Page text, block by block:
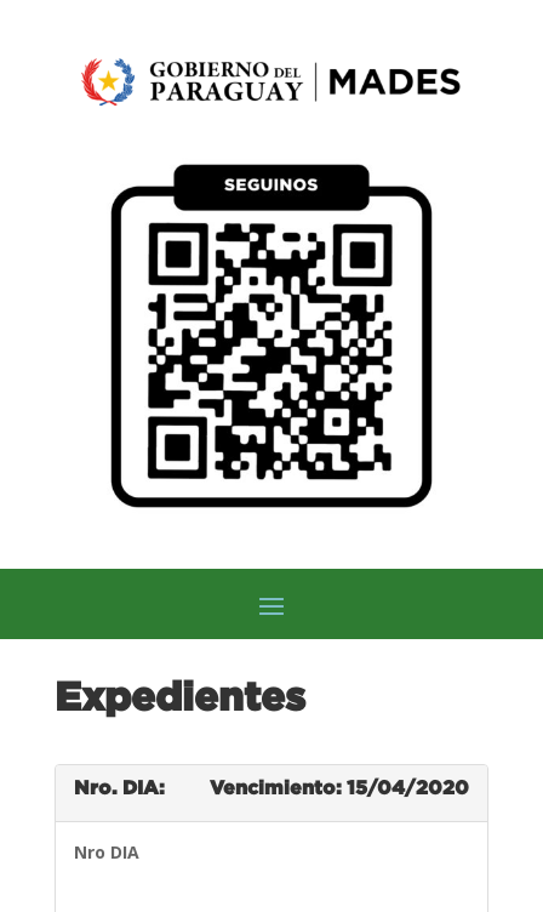
Expedientes
Nro. DIA: Vencimiento: 15/04/2020
Nro DIA